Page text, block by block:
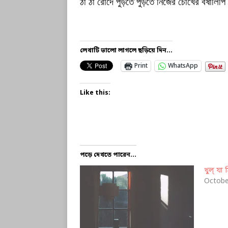
লেখাটি ভালো লাগলে ছড়িয়ে দিন...
Print
WhatsApp
Like this:
পড়ে দেখতে পারেন...
খুল্‌ যা